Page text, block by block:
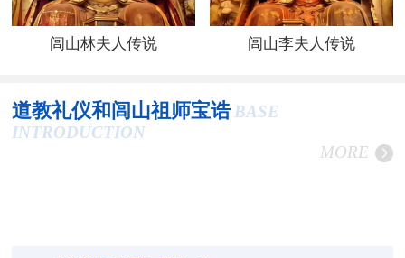
闾山林夫人传说 闾山李夫人传说
道教礼仪和闾山祖师宝诰 BASE
INTRODUCTION
MORE